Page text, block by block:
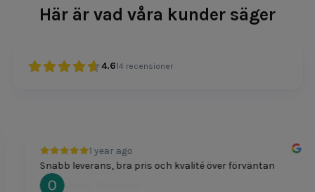
Här är vad våra kunder säger
4.614 recensioner
1 year ago
Snabb leverans, bra pris och kvalité över förväntan
Oscar Svensson